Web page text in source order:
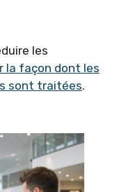
les
la façon dont les
sont traitées.